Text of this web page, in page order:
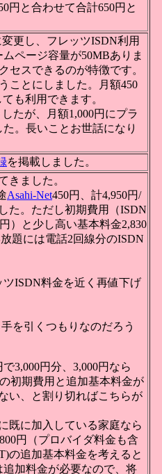
円と合わせて合計650円と
更し、フレッツISDN利用
ページ容量が50MBありま
セスできるのが特徴です。
ことにしました。月額450
も利用できます。
たが、月額1,000円にプラ
。長いことお世話になり
を掲載しました。
きました。
Asahi-Net450円、計4,950円/
た。ただし初期費用（ISDN
）と少し高い基本料金2,830
題には電話2回線分のISDN
ISDN料金を近く再値下げ
を引くつもりなのだろう
3,000円分、3,000円なら
初期費用と追加基本料金が
い、と割り切ればこちらが
既に加入している家庭なら
円（プロバイダ料金も含
の追加基本料金を考えると
加料金が必要なので、将